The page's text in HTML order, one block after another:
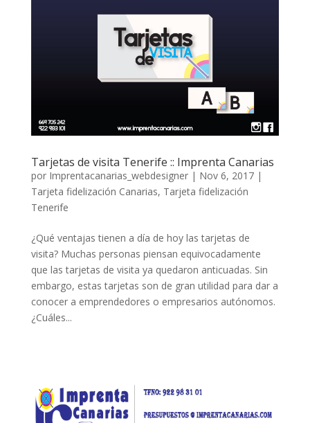
Tarjetas de visita Tenerife :: Imprenta Canarias
por Imprentacanarias_webdesigner| Nov 6, 2017|
Tarjeta fidelización Canarias, Tarjeta fidelización
Tenerife
¿Qué ventajas tienen a día de hoy las tarjetas de
visita? Muchas personas piensan equivocadamente
que las tarjetas de visita ya quedaron anticuadas. Sin
embargo, estas tarjetas son de gran utilidad para dar a
conocer a emprendedores o empresarios autónomos.
¿Cuáles...